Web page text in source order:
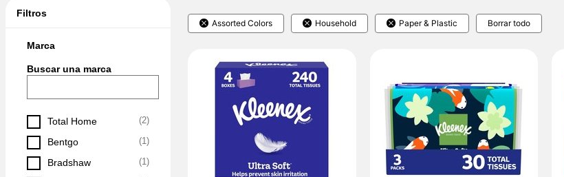
Filtros
Marca
Buscar una marca
Total Home (2)
Bentgo (1)
Bradshaw (1)
Assorted Colors Household Paper & Plastic Borrar todo